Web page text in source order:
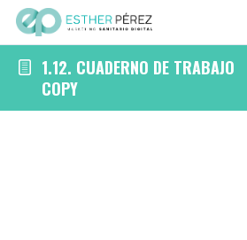
1.12. CUADERNO DE TRABAJO
COPY